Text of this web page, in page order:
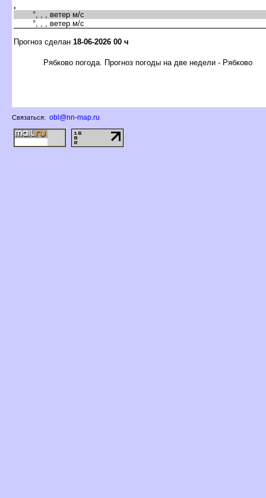
,
°, , , ветер м/с
°, , , ветер м/с
Прогноз сделан 18-06-2026 00 ч
Рябково погода. Прогноз погоды на две недели - Рябково
Связаться: obl@nn-map.ru